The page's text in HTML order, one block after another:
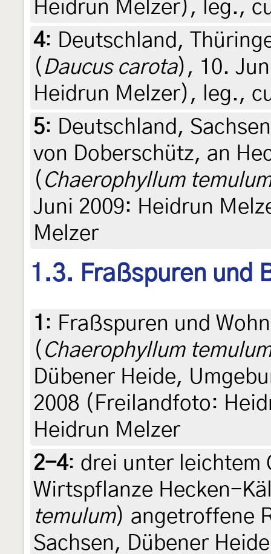
Heidrun Melzer), leg.,
4: Deutschland,
( Daucus carota), 10.
Heidrun Melzer), leg.,
5: Deutschland,
von Doberschütz, an
( Chaerophyllum
Juni 2009: Heidrun
Melzer
1.3. Fraßspuren und
1 : Fraßspuren und
( Chaerophyllum
Dübener Heide,
2008 (Freilandfoto:
Heidrun Melzer
2-4: drei unter leichtem
Wirtspflanze Hecken-
temulum) angetroffene
Sachsen, Dübener